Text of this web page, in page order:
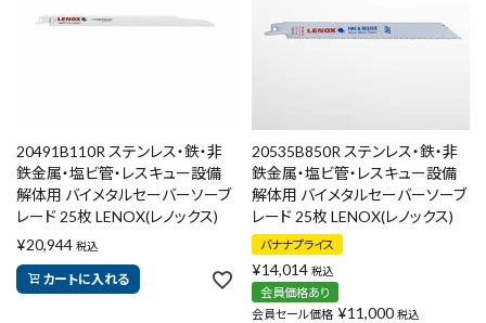
20491B110R ステンレス・鉄・非
鉄金属・塩ビ管・レスキュー設備
解体用 バイメタルセーバーソーブ
レード 25枚 LENOX(レノックス)
¥20,944 税込
カートに入れる
20535B850R ステンレス・鉄・非
鉄金属・塩ビ管・レスキュー設備
解体用 バイメタルセーバーソーブ
レード 25枚 LENOX(レノックス)
バナナプライス
¥14,014 税込
会員価格あり
会員セール価格 ¥11,000 税込